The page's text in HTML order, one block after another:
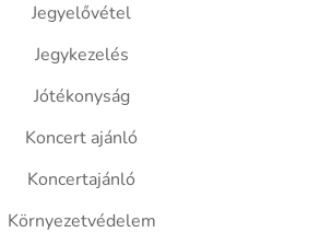
Jegyelővétel
Jegykezelés
Jótékonyság
Koncert ajánló
Koncertajánló
Környezetvédelem